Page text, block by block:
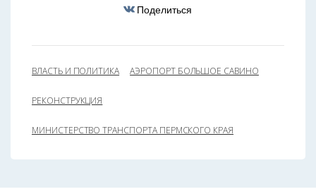
Поделиться
ВЛАСТЬ И ПОЛИТИКА АЭРОПОРТ БОЛЬШОЕ САВИНО
РЕКОНСТРУКЦИЯ
МИНИСТЕРСТВО ТРАНСПОРТА ПЕРМСКОГО КРАЯ